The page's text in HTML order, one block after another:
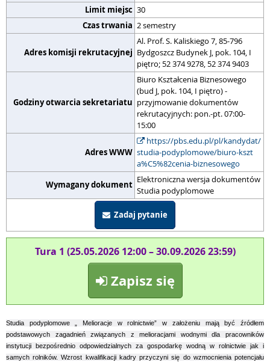
Limit miejsc 30
Czas trwania 2 semestry
Adres komisji rekrutacyjnej
Al. Prof. S. Kaliskiego 7, 85-796
Bydgoszcz Budynek J, pok. 104, I
piętro; 52 374 9278, 52 374 9403
Godziny otwarcia sekretariatu
Biuro Kształcenia Biznesowego
(bud J, pok. 104, I piętro) -
przyjmowanie dokumentów
rekrutacyjnych: pon.-pt. 07:00-
15:00
Adres WWW
https://pbs.edu.pl/pl/kandydat/
studia-podyplomowe/biuro-kszt
a%C5%82cenia-biznesowego
Wymagany dokument Elektroniczna wersja dokumentów
Studia podyplomowe
Zadaj pytanie
Tura 1 (25.05.2026 12:00 – 30.09.2026 23:59)
Zapisz się
Studia podyplomowe „ Melioracje w rolnictwie” w założeniu mają być źródłem
podstawowych zagadnień związanych z melioracjami wodnymi dla pracowników
instytucji bezpośrednio odpowiedzialnych za gospodarkę wodną w rolnictwie jak i
samych rolników. Wzrost kwalifikacji kadry przyczyni się do wzmocnienia potencjału